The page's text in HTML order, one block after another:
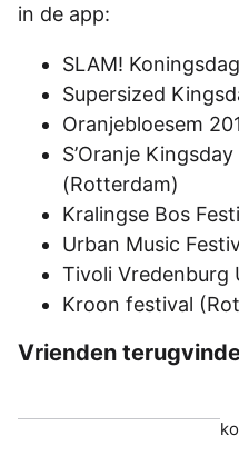
in de app:
SLAM!
Supersized
Oranjebloesem
S’Oranje
(Rotterdam)
Kralingse Bos
Urban Music
Tivoli
Kroon festival
Vrienden